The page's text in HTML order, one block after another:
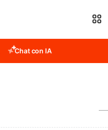
Chat con IA